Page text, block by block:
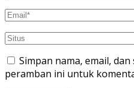
Simpan nama, email,
peramban ini untuk